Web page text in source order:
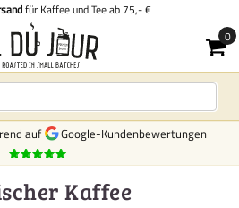
für Kaffee und Tee ab 75,- €
auf Google-Kundenbewertungen
Kaffee